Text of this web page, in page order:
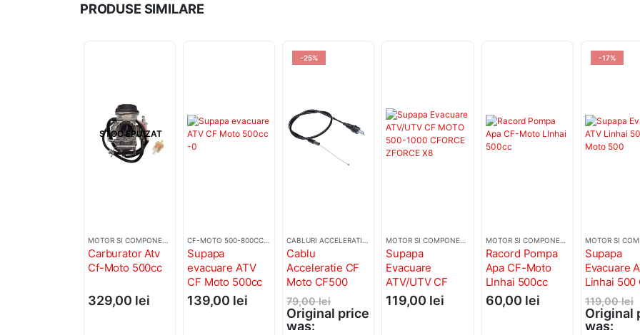
PRODUSE SIMILARE
STOC EPUIZAT
Carburator Atv
Cf-Moto 500cc
329,00 lei
2. PIESE ATV,MOTOR SI COMPONENTE CF MOTO
Supapa
evacuare ATV
CF Moto 500cc
139,00 lei
-25%
MOTOR SI COMPONENTE CF MOTO
Cablu
Acceleratie CF
Moto CF500
CF600
79,00lei
Original price
was:
Supapa
Evacuare
ATV/UTV CF
MOTO 500-1000
CFORCE
119,00 lei
MOTOR SI COMPONENTE CF MOTO
Racord Pompa
Apa CF-Moto
LInhai 500cc
60,00 lei
-17%
Supapa
Evacuare
Linhai 500
Moto 500
119,00lei
Original
was: